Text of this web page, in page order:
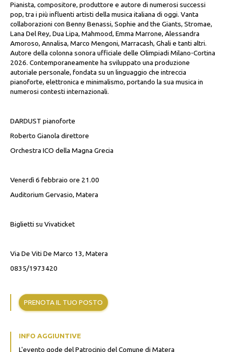
Pianista, compositore, produttore e autore di numerosi successi
pop, tra i più influenti artisti della musica italiana di oggi. Vanta
collaborazioni con Benny Benassi, Sophie and the Giants, Stromae,
Lana Del Rey, Dua Lipa, Mahmood, Emma Marrone, Alessandra
Amoroso, Annalisa, Marco Mengoni, Marracash, Ghali e tanti altri.
Autore della colonna sonora ufficiale delle Olimpiadi Milano-Cortina
2026. Contemporaneamente ha sviluppato una produzione
autoriale personale, fondata su un linguaggio che intreccia
pianoforte, elettronica e minimalismo, portando la sua musica in
numerosi contesti internazionali.
DARDUST pianoforte
Roberto Gianola direttore
Orchestra ICO della Magna Grecia
Venerdì 6 febbraio ore 21.00
Auditorium Gervasio, Matera
Biglietti su Vivaticket
Via De Viti De Marco 13, Matera
0835/1973420
PRENOTA IL TUO POSTO
INFO AGGIUNTIVE
L'evento gode del Patrocinio del Comune di Matera